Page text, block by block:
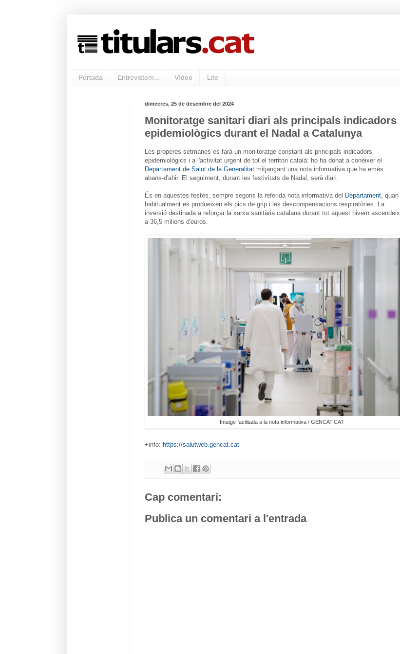
Portada Entrevistem... Vídeo Lite
dimecres, 25 de desembre del 2024
Monitoratge sanitari diari als principals indicadors
epidemiològics durant el Nadal a Catalunya
Les properes setmanes es farà un monitoratge constant als principals indicadors
epidemiològics i a l'activitat urgent de tot el territori català: ho ha donat a conèixer el
Departament de Salut de la Generalitat mitjançant una nota informativa que ha emès
abans-d'ahir. El seguiment, durant les festivitats de Nadal, serà diari.
És en aquestes festes, sempre segons la referida nota informativa del Departament, quan
habitualment es produeixen els pics de grip i les descompensacions respiratòries. La
inversió destinada a reforçar la xarxa sanitària catalana durant tot aquest hivern ascendeix
a 36,5 milions d'euros.
Imatge facilitada a la nota informativa / GENCAT.CAT
+info: https://salutweb.gencat.cat
Cap comentari:
Publica un comentari a l'entrada